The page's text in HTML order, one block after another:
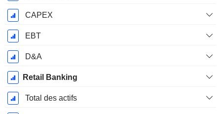
CAPEX
EBT
D&A
Retail Banking
Total des actifs